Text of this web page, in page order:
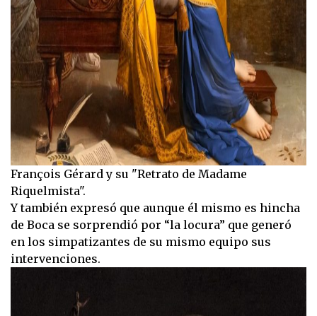
François Gérard y su "Retrato de Madame
Riquelmista".
Y también expresó que aunque él mismo es hincha
de Boca se sorprendió por “la locura” que generó
en los simpatizantes de su mismo equipo sus
intervenciones.